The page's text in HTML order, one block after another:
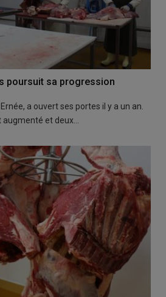
poursuit sa progression
a ouvert ses portes il y a un an.
augmenté et deux…